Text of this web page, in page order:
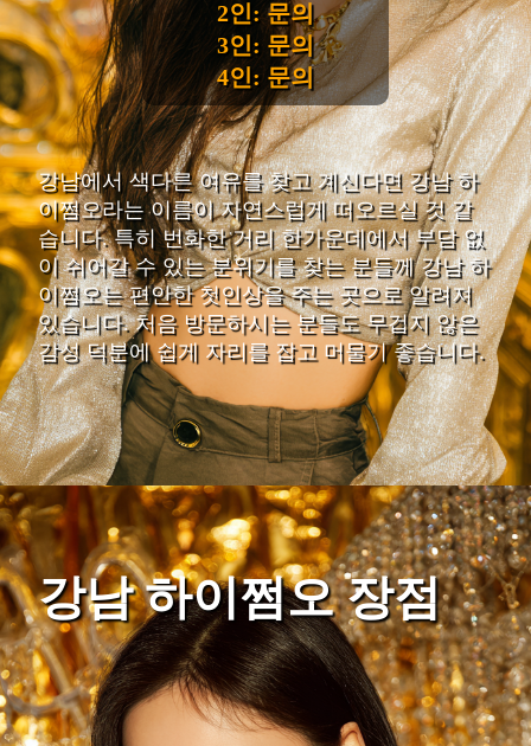
2인: 문의
3인: 문의
4인: 문의
강남에서 색다른 여유를 찾고 계신다면 강남 하
이쩜오라는 이름이 자연스럽게 떠오르실 것 같
습니다. 특히 번화한 거리 한가운데에서 부담 없
이 쉬어갈 수 있는 분위기를 찾는 분들께 강남 하
이쩜오는 편안한 첫인상을 주는 곳으로 알려져
있습니다. 처음 방문하시는 분들도 무겁지 않은
감성 덕분에 쉽게 자리를 잡고 머물기 좋습니다.
강남 하이쩜오 장점